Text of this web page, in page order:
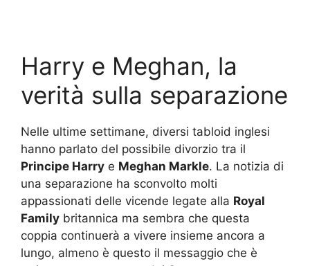
Harry e Meghan, la
verità sulla separazione
Nelle ultime settimane, diversi tabloid inglesi
hanno parlato del possibile divorzio tra il
Principe Harry e Meghan Markle. La notizia di
una separazione ha sconvolto molti
appassionati delle vicende legate alla Royal
Family britannica ma sembra che questa
coppia continuerà a vivere insieme ancora a
lungo, almeno è questo il messaggio che è